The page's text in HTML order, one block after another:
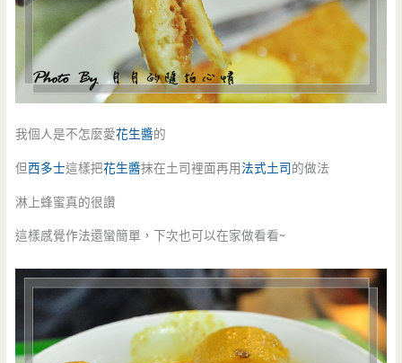
我個人是不怎麼愛花生醬的
但西多士這樣把花生醬抹在土司裡面再用法式土司的做法
淋上蜂蜜真的很讚
這樣感覺作法還蠻簡單，下次也可以在家做看看~